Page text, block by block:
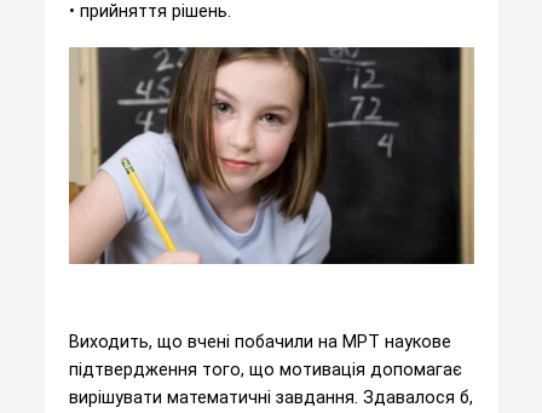
• прийняття рішень.
Виходить, що вчені побачили на МРТ наукове
підтвердження того, що мотивація допомагає
вирішувати математичні завдання. Здавалося б,